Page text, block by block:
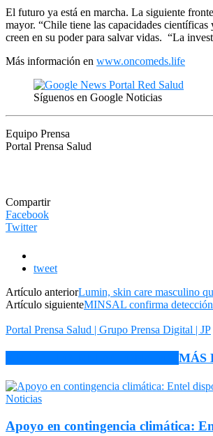
El futuro ya está en marcha. La siguiente
mayor. “Chile tiene las capacidades
creen en su poder para salvar vidas. “La
Más información en www.oncomeds.life
Síguenos en Google Noticias
Equipo Prensa
Portal Prensa Salud
Compartir
Facebook
Twitter
tweet
Artículo anteriorLumin, skin care masculino
Artículo siguienteMINSAL confirma
Portal Prensa Salud | Grupo Prensa Digital | JP
MÁS
Noticias
Apoyo en contingencia climática: